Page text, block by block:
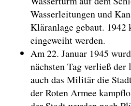
Wasserleitungen und
Kläranlage gebaut. 1942
eingeweiht werden.
Am 22. Januar 1945
nächsten Tag verließ
auch das Militär die
der Roten Armee